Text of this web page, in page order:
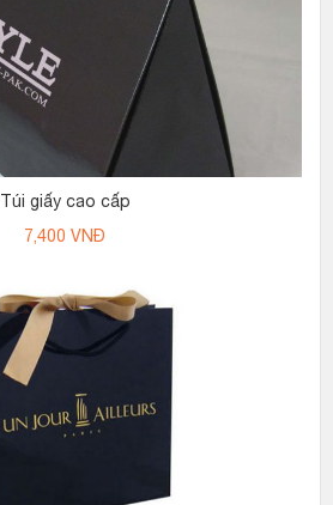
Túi giấy cao cấp
7,400 VNĐ